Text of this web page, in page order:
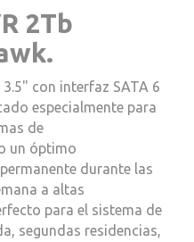
2Tb
con interfaz SATA 6
especialmente para
de
un óptimo
durante las
a altas
para el sistema de
segundas residencias,